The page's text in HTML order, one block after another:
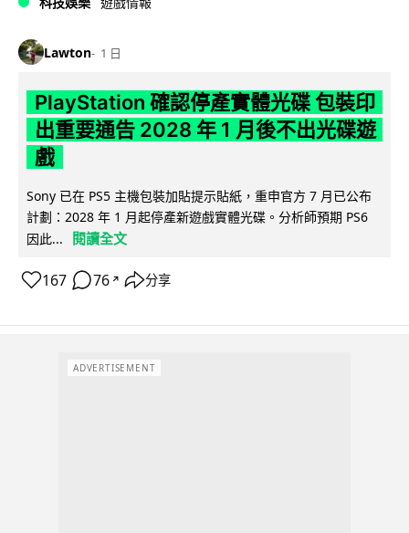
Lawton 1 日
PlayStation 確認停產實體光碟 包裝印
出重要通告 2028 年 1 月後不出光碟遊
戲
Sony 已在 PS5 主機包裝加貼提示貼紙，重申官方 7 月已公布
計劃：2028 年 1 月起停產新遊戲實體光碟。分析師預期 PS6
因此...
閱讀全文
167 76 ↗ 分享
ADVERTISEMENT